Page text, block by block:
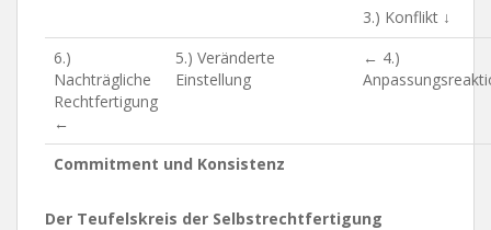
3.) Konflikt ↓
6.)
Nachträgliche
Rechtfertigung
←
5.) Veränderte
Einstellung
← 4.)
Commitment und Konsistenz
Der Teufelskreis der Selbstrechtfertigung